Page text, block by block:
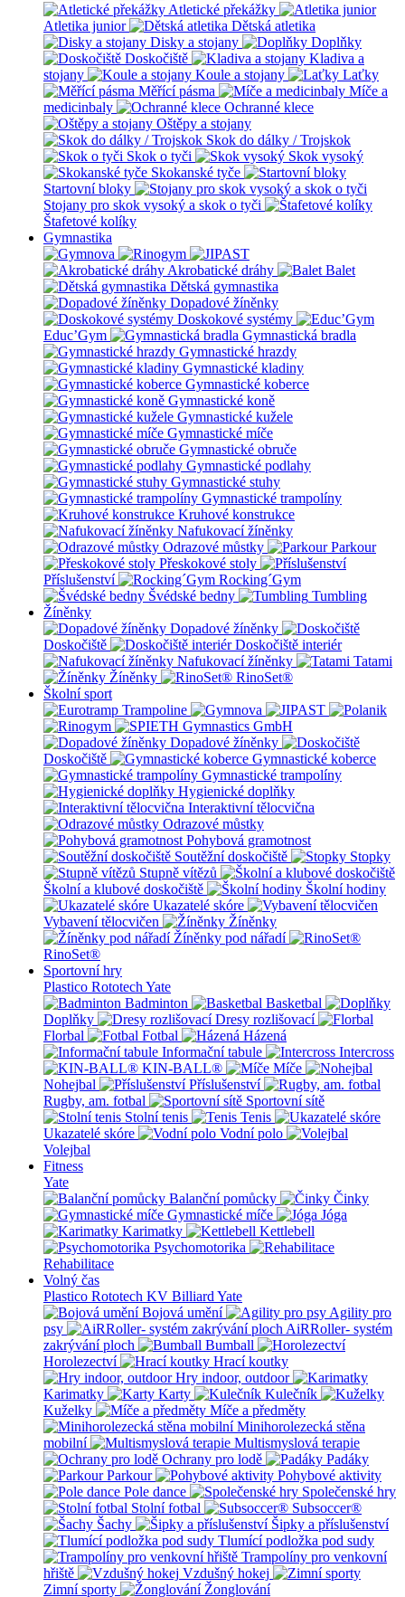
Atletické překážky
Atletika junior
Dětská atletika
Disky a stojany
Doplňky
Doskočiště
Kladiva a
stojany
Koule a stojany
Laťky
Měřící pásma
Míče a
medicinbaly
Ochranné klece
Oštěpy a stojany
Skok do dálky / Trojskok
Skok o tyči
Skok vysoký
Skokanské tyče
Startovní bloky
Stojany pro skok vysoký a skok o tyči
Štafetové kolíky
Gymnastika
Akrobatické dráhy
Balet
Dětská gymnastika
Dopadové žíněnky
Doskokové systémy
Educ’Gym
Gymnastická bradla
Gymnastické hrazdy
Gymnastické kladiny
Gymnastické koberce
Gymnastické koně
Gymnastické kužele
Gymnastické míče
Gymnastické obruče
Gymnastické podlahy
Gymnastické stuhy
Gymnastické trampolíny
Kruhové konstrukce
Nafukovací žíněnky
Odrazové můstky
Parkour
Přeskokové stoly
Příslušenství
Rocking´Gym
Švédské bedny
Tumbling
Žíněnky
Dopadové žíněnky
Doskočiště
Doskočiště interiér
Nafukovací žíněnky
Tatami
Žíněnky
RinoSet®
Školní sport
Dopadové žíněnky
Doskočiště
Gymnastické koberce
Gymnastické trampolíny
Hygienické doplňky
Interaktivní tělocvična
Odrazové můstky
Pohybová gramotnost
Soutěžní doskočiště
Stopky
Stupně vítězů
Školní a klubové doskočiště
Školní hodiny
Ukazatelé skóre
Vybavení tělocvičen
Žíněnky
Žíněnky pod nářadí
RinoSet®
Sportovní hry
Plastico Rototech Yate
Badminton
Basketbal
Doplňky
Dresy rozlišovací
Florbal
Fotbal
Házená
Informační tabule
Intercross
KIN-BALL®
Míče
Nohejbal
Příslušenství
Rugby, am. fotbal
Sportovní sítě
Stolní tenis
Tenis
Ukazatelé skóre
Vodní polo
Volejbal
Fitness
Yate
Balanční pomůcky
Činky
Gymnastické míče
Jóga
Karimatky
Kettlebell
Psychomotorika
Rehabilitace
Volný čas
Plastico Rototech KV Billiard Yate
Bojová umění
Agility pro
psy
AiRRoller- systém
zakrývání ploch
Bumball
Horolezectví
Hrací koutky
Hry indoor, outdoor
Karimatky
Karty
Kulečník
Kuželky
Míče a předměty
Minihorolezecká stěna
mobilní
Multismyslová terapie
Ochrany pro lodě
Padáky
Parkour
Pohybové aktivity
Pole dance
Společenské hry
Stolní fotbal
Subsoccer®
Šachy
Šipky a příslušenství
Tlumící podložka pod sudy
Trampolíny pro venkovní
hřiště
Vzdušný hokej
Zimní sporty
Žonglování